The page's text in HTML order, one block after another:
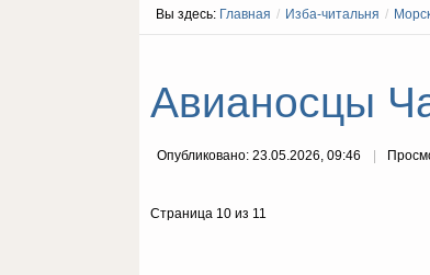
Вы здесь: Главная / Изба-читальня /
Авианосцы
Опубликовано: 23.05.2026, 09:46
Страница 10 из 11